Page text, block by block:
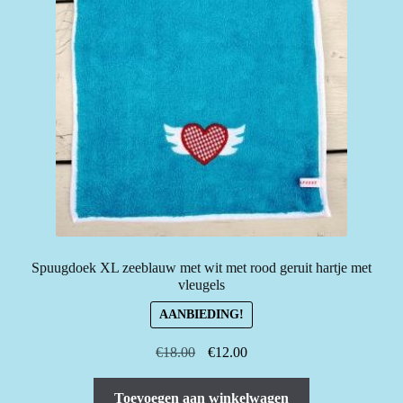
Spuugdoek XL zeeblauw met wit met rood geruit hartje met
vleugels
AANBIEDING!
€18.00
Oorspronkelijke
was:
€12.00Huidige
is:
Toevoegen aan winkelwagen